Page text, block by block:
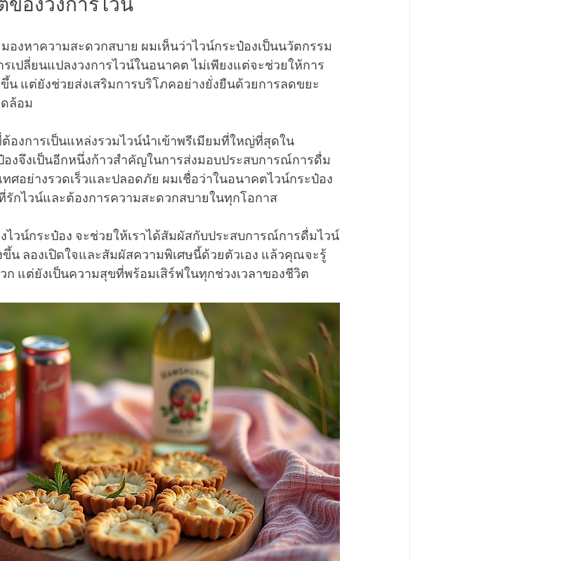
งหาความสะดวกสบาย ผมเห็นว่าไวน์กระป๋องเป็นนวัตกรรม
ปลี่ยนแปลงวงการไวน์ในอนาคต ไม่เพียงแต่จะช่วยให้การ
น แต่ยังช่วยส่งเสริมการบริโภคอย่างยั่งยืนด้วยการลดขยะ
ล้อม
องการเป็นแหล่งรวมไวน์นำเข้าพรีเมียมที่ใหญ่ที่สุดใน
องจึงเป็นอีกหนึ่งก้าวสำคัญในการส่งมอบประสบการณ์การดื่ม
อย่างรวดเร็วและปลอดภัย ผมเชื่อว่าในอนาคตไวน์กระป๋อง
รักไวน์และต้องการความสะดวกสบายในทุกโอกาส
ไวน์กระป๋อง จะช่วยให้เราได้สัมผัสกับประสบการณ์การดื่มไวน์
น ลองเปิดใจและสัมผัสความพิเศษนี้ด้วยตัวเอง แล้วคุณจะรู้
แต่ยังเป็นความสุขที่พร้อมเสิร์ฟในทุกช่วงเวลาของชีวิต